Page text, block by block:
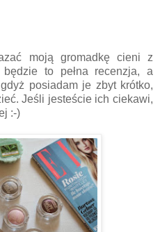
moją gromadkę cieni z
to pełna recenzja, a
posiadam je zbyt krótko,
Jeśli jesteście ich ciekawi,
:-)